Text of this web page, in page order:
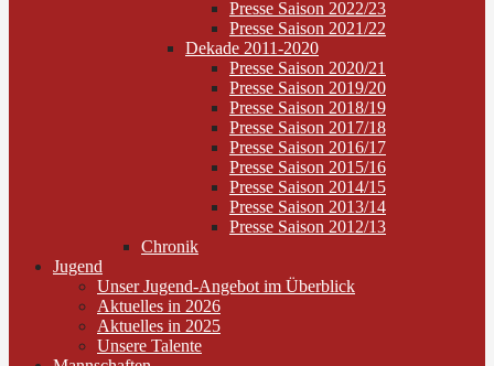
Presse Saison 2022/23
Presse Saison 2021/22
Dekade 2011-2020
Presse Saison 2020/21
Presse Saison 2019/20
Presse Saison 2018/19
Presse Saison 2017/18
Presse Saison 2016/17
Presse Saison 2015/16
Presse Saison 2014/15
Presse Saison 2013/14
Presse Saison 2012/13
Chronik
Jugend
Unser Jugend-Angebot im Überblick
Aktuelles in 2026
Aktuelles in 2025
Unsere Talente